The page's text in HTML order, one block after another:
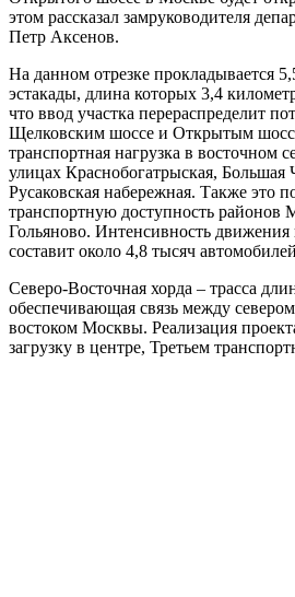
этом рассказал замруководителя
Петр Аксенов.
На данном отрезке прокладывается
эстакады, длина которых 3,4
что ввод участка перераспределит
Щелковским шоссе и Открытым
транспортная нагрузка в восточном
улицах Краснобогатрыская, Большая
Русаковская набережная. Также это
транспортную доступность районов
Гольяново. Интенсивность движения
составит около 4,8 тысяч
Северо-Восточная хорда – трасса
обеспечивающая связь между
востоком Москвы. Реализация
загрузку в центре, Третьем